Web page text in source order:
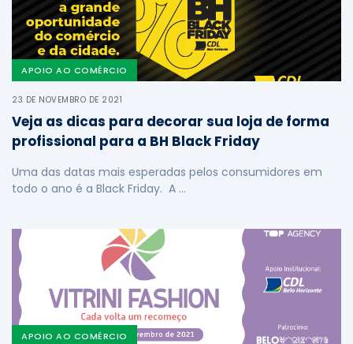
APOIO AO COMÉRCIO
23 DE NOVEMBRO DE 2021
Veja as dicas para decorar sua loja de forma
profissional para a BH Black Friday
Uma das datas mais esperadas pelos consumidores em
todo o ano é a Black Friday. A …
APOIO AO COMÉRCIO